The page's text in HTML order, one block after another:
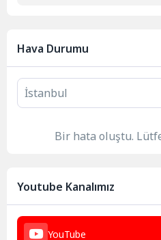
Hava Durumu
Bir hata oluştu.
Youtube Kanalımız
YouTube